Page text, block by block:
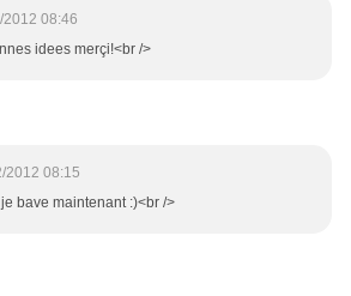
2012 08:46
idees merçi!<br />
2012 08:15
bave maintenant :)<br />